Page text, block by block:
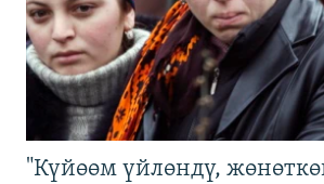
"Күйөөм үйлөндү,